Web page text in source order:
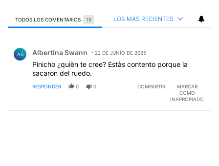
TODOS LOS COMENTARIOS 19 LOS MÁS RECIENTES
AS Albertina Swann 22 DE JUNIO DE 2025
Pinicho ¿quièn te cree? Estàs contento porque la
sacaron del ruedo.
RESPONDER 0 0 COMPARTIR
MARCAR
COMO
INAPROPIADO